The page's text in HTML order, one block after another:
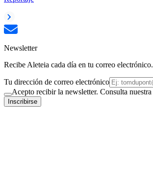
Newsletter
Recibe Aleteia cada día en tu correo electrónico.
Tu dirección de correo electrónico
Acepto recibir la newsletter. Consulta nuestra
Inscribirse